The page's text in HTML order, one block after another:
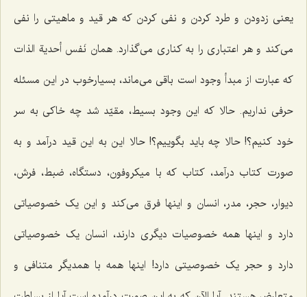
یعنى زدودن و طرد کردن و نفى کردن که هر قید و ماهیتى را نفى
مى‌کند و هر اعتبارى را به کنارى مى‌گذارد. همان نَفس أحدیة الذات
که عبارت از مبدأ وجود است باقى مى‌ماند، بسیارخوب در این مسئله
حرفى نداریم. حالا که این وجود بسیط، مقیّد شد چه خاکى به سر
خود کنیم؟! حالا چه باید بگوییم؟! حالا این به این قید درآمد و به
صورت کتاب درآمد، کتاب که با میکروفون، دستگاه، ضبط، فرش،
دیوار، حجر، مدر، انسان و اینها فرق مى‌کند و این یک خصوصیاتى
دارد و اینها همه خصوصیات دیگرى دارند، انسان یک خصوصیاتى
دارد و حجر یک خصوصیتی دارد! اینها همه با همدیگر متنافى و